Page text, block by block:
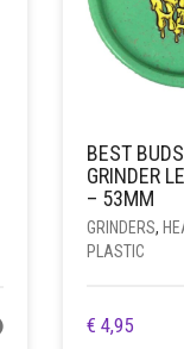
BEST
GRINDER
– 53MM
GRINDERS,
PLASTIC
€ 4,95